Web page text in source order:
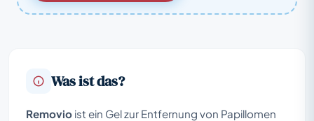
Was ist das?
Removio ist ein Gel zur Entfernung von Papillomen